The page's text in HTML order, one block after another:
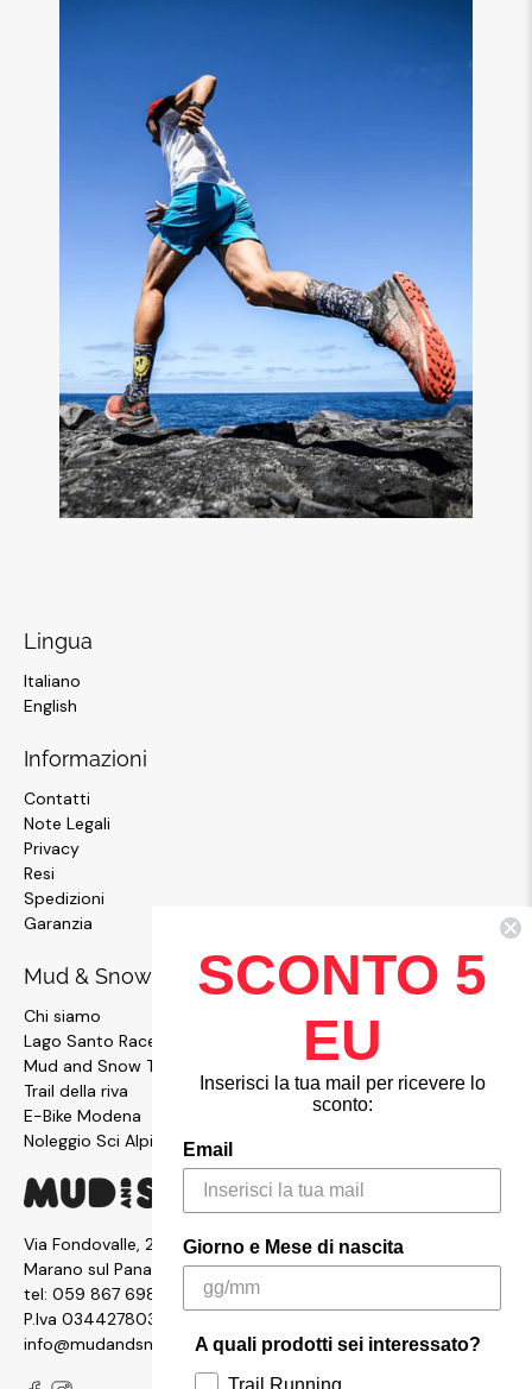
Lingua
Italiano
English
Informazioni
Contatti
Note Legali
Privacy
Resi
Spedizioni
Garanzia
Mud & Snow
Chi siamo
Lago Santo Race
Mud and Snow Team
Trail della riva
E-Bike Modena
Noleggio Sci Alpinismo
Via Fondovalle, 2876, 41054
Marano sul Panaro MO
tel: 059 867 6987
P.Iva 03442780361
info@mudandsnow.com
SCONTO 5
EU
Inserisci la tua mail per ricevere lo
sconto:
Email
Giorno e Mese di nascita
A quali prodotti sei interessato?
Trail Running